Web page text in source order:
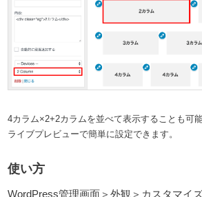
4カラム×2+2カラムを並べて表示することも可
ライブプレビューで簡単に設定できます。
使い方
WordPress管理画面＞外観＞カスタマイ